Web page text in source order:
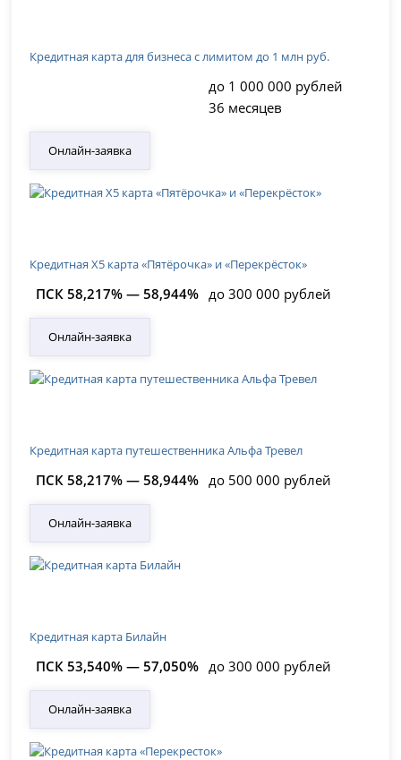
Кредитная карта для бизнеса с лимитом до 1 млн руб.
до 1 000 000 рублей
36 месяцев
Онлайн-заявка
Кредитная Х5 карта «Пятёрочка» и «Перекрёсток»
ПСК 58,217% — 58,944% до 300 000 рублей
Онлайн-заявка
Кредитная карта путешественника Альфа Тревел
ПСК 58,217% — 58,944% до 500 000 рублей
Онлайн-заявка
Кредитная карта Билайн
ПСК 53,540% — 57,050% до 300 000 рублей
Онлайн-заявка